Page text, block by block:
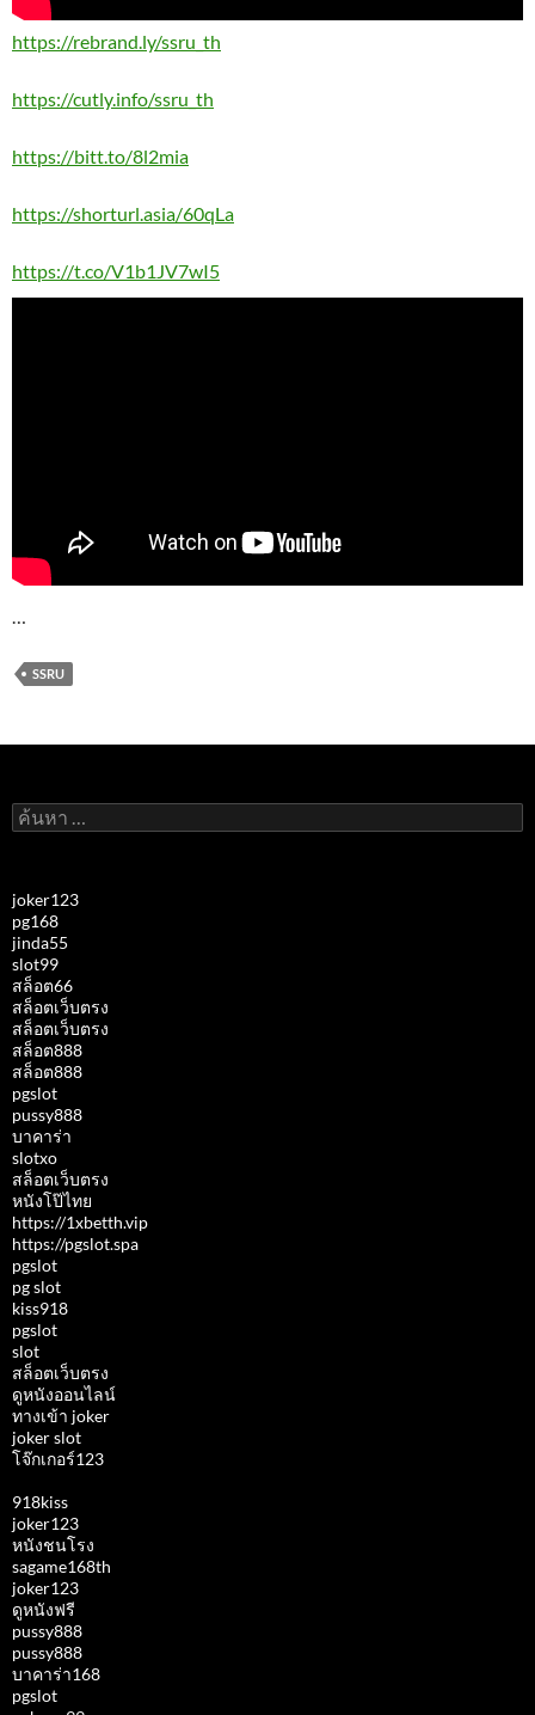
https://rebrand.ly/ssru_th
https://cutly.info/ssru_th
https://bitt.to/8l2mia
https://shorturl.asia/60qLa
https://t.co/V1b1JV7wI5
SSRU
ค้นหา
สำหรับ:
joker123
pg168
jinda55
slot99
สล็อต66
สล็อตเว็บตรง
สล็อตเว็บตรง
สล็อต888
สล็อต888
pgslot
pussy888
บาคาร่า
slotxo
สล็อตเว็บตรง
หนังโป๊ไทย
https://1xbetth.vip
https://pgslot.spa
pgslot
pg slot
kiss918
pgslot
slot
สล็อตเว็บตรง
ดูหนังออนไลน์
ทางเข้า joker
joker slot
โจ๊กเกอร์123
918kiss
joker123
หนังชนโรง
sagame168th
joker123
ดูหนังฟรี
pussy888
pussy888
บาคาร่า168
pgslot